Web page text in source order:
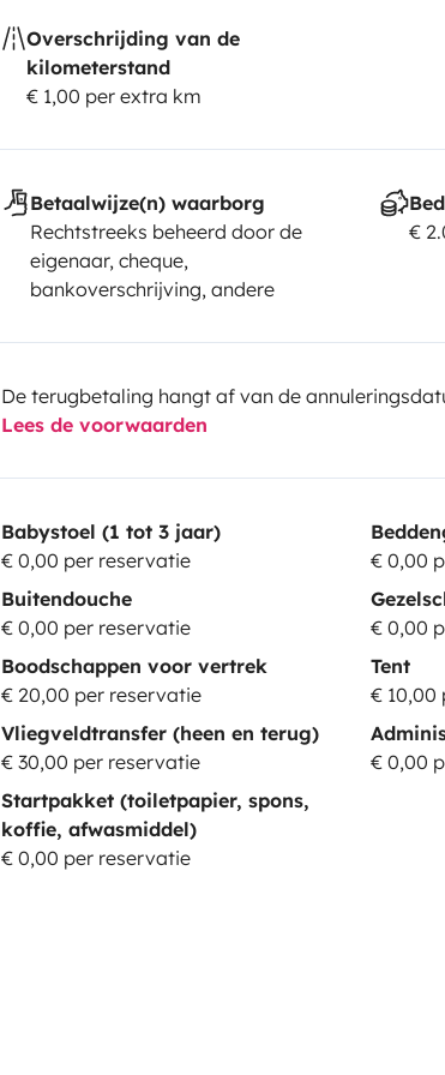
Overschrijding van de
kilometerstand
€ 1,00 per extra km
Betaalwijze(n) waarborg
Rechtstreeks beheerd door de
eigenaar, cheque,
bankoverschrijving, andere
€
De terugbetaling hangt af van de
Lees de voorwaarden
Babystoel (1 tot 3 jaar)
€ 0,00 per reservatie
€ 0,00
Buitendouche
€ 0,00 per reservatie
€ 0,00
Boodschappen voor vertrek
€ 20,00 per reservatie
Tent
€ 10,00
Vliegveldtransfer (heen en terug)
€ 30,00 per reservatie
€ 0,00
Startpakket (toiletpapier, spons,
koffie, afwasmiddel)
€ 0,00 per reservatie